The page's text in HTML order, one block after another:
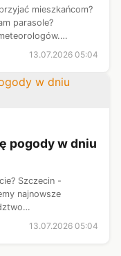
mieszkańcom?
parasole?
pogody.
13.07.2026 05:04
pogody w dniu
Szczecin -
najnowsze
pogody.
13.07.2026 05:04